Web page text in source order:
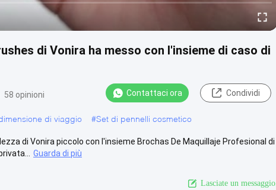
di Vonira ha messo con l'insieme di caso di
58 opinioni Contattaci ora Condividi
di viaggio #Set di pennelli cosmetico
di Vonira piccolo con l'insieme Brochas De Maquillaje Profesional di
Guarda di più
Lasciate un messaggio.